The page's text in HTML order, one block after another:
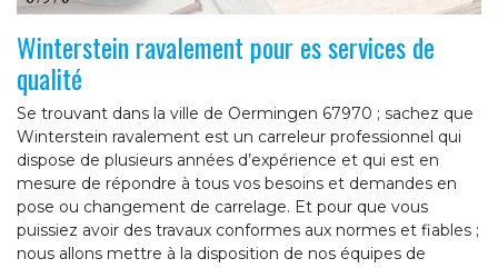
Winterstein ravalement pour es services de
qualité
Se trouvant dans la ville de Oermingen 67970 ; sachez que
Winterstein ravalement est un carreleur professionnel qui
dispose de plusieurs années d’expérience et qui est en
mesure de répondre à tous vos besoins et demandes en
pose ou changement de carrelage. Et pour que vous
puissiez avoir des travaux conformes aux normes et fiables ;
nous allons mettre à la disposition de nos équipes de